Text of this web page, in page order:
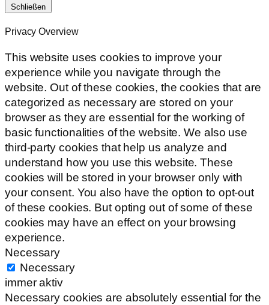
Schließen
Privacy Overview
This website uses cookies to improve your
experience while you navigate through the
website. Out of these cookies, the cookies that are
categorized as necessary are stored on your
browser as they are essential for the working of
basic functionalities of the website. We also use
third-party cookies that help us analyze and
understand how you use this website. These
cookies will be stored in your browser only with
your consent. You also have the option to opt-out
of these cookies. But opting out of some of these
cookies may have an effect on your browsing
experience.
Necessary
Necessary
immer aktiv
Necessary cookies are absolutely essential for the